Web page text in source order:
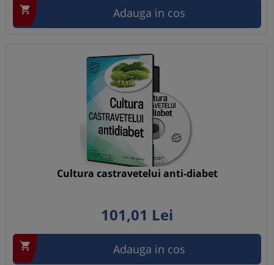
 Adauga in cos
Cultura castravetelui anti-diabet
101,01 Lei
 Adauga in cos